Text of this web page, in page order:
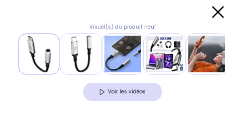
Visuel(s) du produit neuf
Voir les vidéos